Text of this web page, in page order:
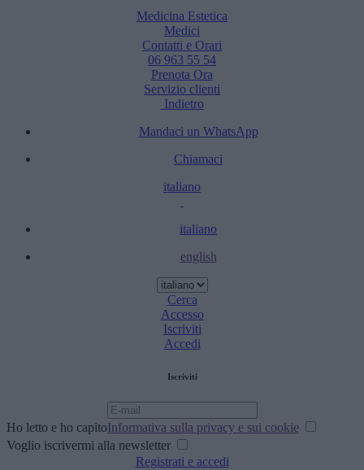
Medicina Estetica
Medici
Contatti e Orari
06 963 55 54
Prenota Ora
Servizio clienti
Indietro
Mandaci un WhatsApp
Chiamaci
italiano
italiano
english
Cerca
Accesso
Iscriviti
Accedi
Iscriviti
Ho letto e ho capitoInformativa sulla privacy e sui cookie
Voglio iscrivermi alla newsletter
Registrati e accedi